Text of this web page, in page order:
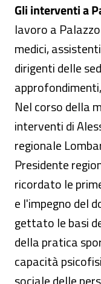
Gli interventi a
lavoro a
medici,
dirigenti delle
Nel corso della
interventi di
regionale
Presidente
ricordato le
e l'impegno del
gettato le basi
della pratica
capacità